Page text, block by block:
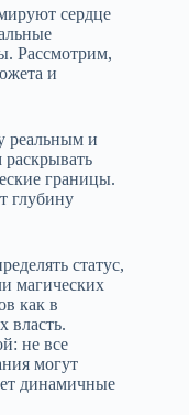
сердце
Рассмотрим,
и
реальным и
границы.
глубину
статус,
магических
как в
власть.
не все
могут
динамичные